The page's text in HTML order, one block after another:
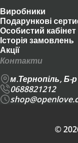
Виробники
Подарункові
Особистий кабінет
Історія замовлень
Акції
Контакти
м.Тернопіль, Б-
0688821212
©